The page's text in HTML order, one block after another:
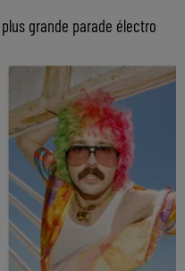
grande parade électro